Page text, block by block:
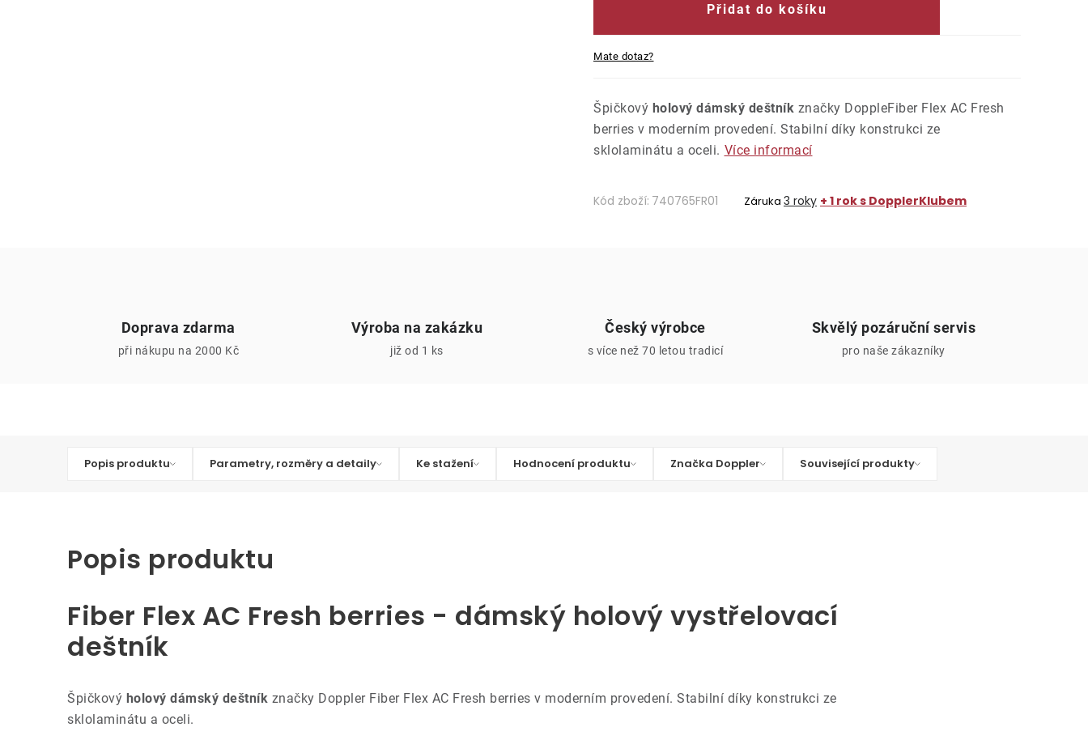
Přidat do košíku
Mate dotaz?
Špičkový holový dámský deštník značky DoppleFiber Flex AC Fresh
berries v moderním provedení. Stabilní díky konstrukci ze
sklolaminátu a oceli. Více informací
Kód zboží: 740765FR01 Záruka 3 roky + 1 rok s DopplerKlubem
Doprava zdarma
při nákupu na 2000 Kč
Výroba na zakázku
již od 1 ks
Český výrobce
s více než 70 letou tradicí
Skvělý pozáruční servis
pro naše zákazníky
Popis produktu Parametry, rozměry a detaily Ke stažení Hodnocení produktu Značka Doppler Související produkty
Popis produktu
Fiber Flex AC Fresh berries - dámský holový vystřelovací
deštník
Špičkový holový dámský deštník značky Doppler Fiber Flex AC Fresh berries v moderním provedení. Stabilní díky konstrukci ze
sklolaminátu a oceli.